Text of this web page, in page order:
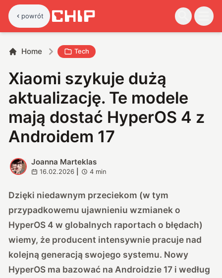
powrót
Home Tech
Xiaomi szykuje dużą
aktualizację. Te modele
mają dostać HyperOS 4 z
Androidem 17
J
Joanna Marteklas
16.02.2026 4 min
Dzięki niedawnym przeciekom (w tym
przypadkowemu ujawnieniu wzmianek o
HyperOS 4 w globalnych raportach o błędach)
wiemy, że producent intensywnie pracuje nad
kolejną generacją swojego systemu. Nowy
HyperOS ma bazować na Androidzie 17 i według